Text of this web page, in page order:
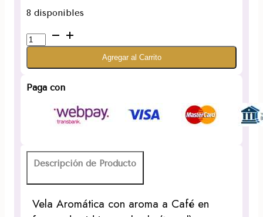
8 disponibles
Vela
Aromática
gramos
cantidad
Agregar al Carrito
Paga con
Descripción de Producto
Vela Aromática con aroma a Café en